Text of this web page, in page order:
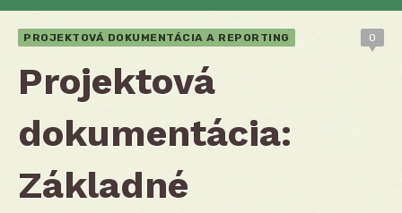
PROJEKTOVÁ DOKUMENTÁCIA A REPORTING 0
Projektová
dokumentácia:
Základné